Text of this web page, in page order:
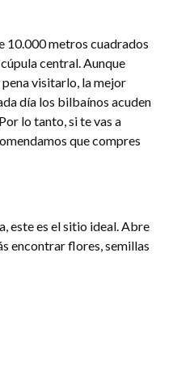
10.000 metros cuadrados
central. Aunque
visitarlo, la mejor
día los bilbaínos acuden
lo tanto, si te vas a
que compres
este es el sitio ideal. Abre
encontrar flores, semillas